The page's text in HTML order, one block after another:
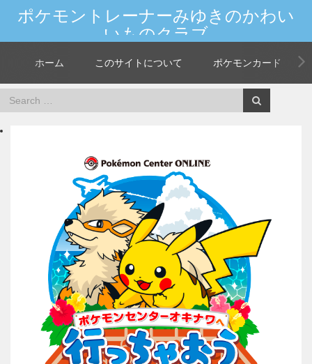
ポケモントレーナーみゆきのかわい
いものクラブ
ホーム このサイトについて ポケモンカード
Home ポケモンカード